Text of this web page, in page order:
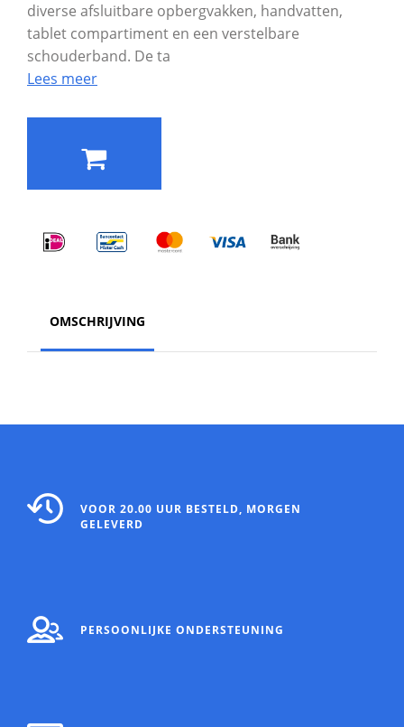
diverse afsluitbare opbergvakken, handvatten,
tablet compartiment en een verstelbare
schouderband. De ta
Lees meer
OMSCHRIJVING
VOOR 20.00 UUR BESTELD, MORGEN
GELEVERD
PERSOONLIJKE ONDERSTEUNING